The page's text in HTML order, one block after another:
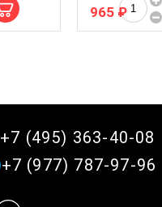
965 ₽
+7 (495) 363-40-08
+7 (977) 787-97-96